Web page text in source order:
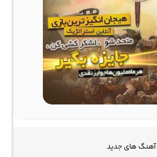
آهنگ های جدید